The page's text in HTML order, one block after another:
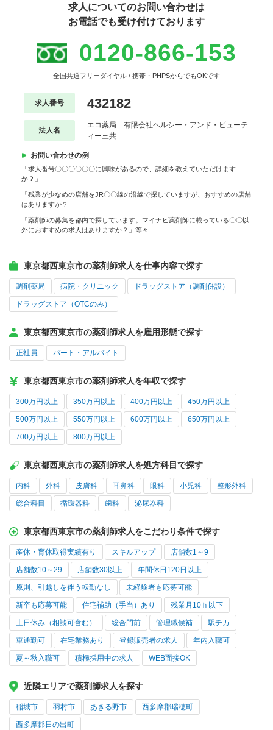
求人についてのお問い合わせは
お電話でも受け付けております
0120-866-153
全国共通フリーダイヤル / 携帯・PHPSからでもOKです
求人番号 432182
法人名
エコ薬局 有限会社ヘルシー・アンド・ビューテ
ィー三共
お問い合わせの例
「求人番号〇〇〇〇〇〇に興味があるので、詳細を教えていただけます
か？」
「残業が少なめの店舗をJR〇〇線の沿線で探していますが、おすすめの店舗
はありますか？」
「薬剤師の募集を都内で探しています。マイナビ薬剤師に載っている〇〇以
外におすすめの求人はありますか？」等々
東京都西東京市の薬剤師求人を仕事内容で探す
調剤薬局 病院・クリニック ドラッグストア（調剤併設）
ドラッグストア（OTCのみ）
東京都西東京市の薬剤師求人を雇用形態で探す
正社員 パート・アルバイト
東京都西東京市の薬剤師求人を年収で探す
300万円以上 350万円以上 400万円以上 450万円以上
500万円以上 550万円以上 600万円以上 650万円以上
700万円以上 800万円以上
東京都西東京市の薬剤師求人を処方科目で探す
内科 外科 皮膚科 耳鼻科 眼科 小児科 整形外科
総合科目 循環器科 歯科 泌尿器科
東京都西東京市の薬剤師求人をこだわり条件で探す
産休・育休取得実績有り スキルアップ 店舗数1～9
店舗数10～29 店舗数30以上 年間休日120日以上
原則、引越しを伴う転勤なし 未経験者も応募可能
新卒も応募可能 住宅補助（手当）あり 残業月10ｈ以下
土日休み（相談可含む） 総合門前 管理職候補 駅チカ
車通勤可 在宅業務あり 登録販売者の求人 年内入職可
夏～秋入職可 積極採用中の求人 WEB面接OK
近隣エリアで薬剤師求人を探す
稲城市 羽村市 あきる野市 西多摩郡瑞穂町
西多摩郡日の出町